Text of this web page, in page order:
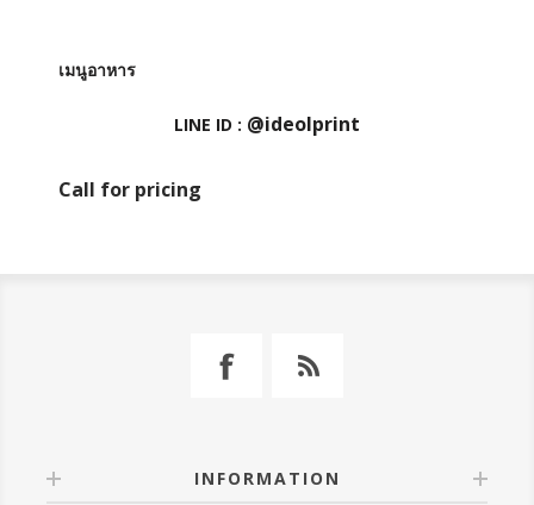
เมนูอาหาร
LINE ID : @ideolprint
Call for pricing
INFORMATION